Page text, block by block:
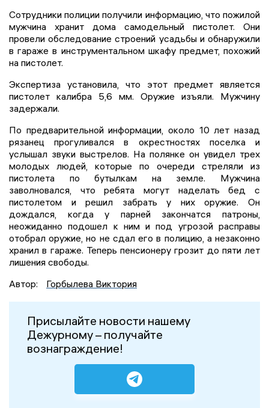
Сотрудники полиции получили информацию, что пожилой
мужчина хранит дома самодельный пистолет. Они
провели обследование строений усадьбы и обнаружили
в гараже в инструментальном шкафу предмет, похожий
на пистолет.
Экспертиза установила, что этот предмет является
пистолет калибра 5,6 мм. Оружие изъяли. Мужчину
задержали.
По предварительной информации, около 10 лет назад
рязанец прогуливался в окрестностях поселка и
услышал звуки выстрелов. На полянке он увидел трех
молодых людей, которые по очереди стреляли из
пистолета по бутылкам на земле. Мужчина
заволновался, что ребята могут наделать бед с
пистолетом и решил забрать у них оружие. Он
дождался, когда у парней закончатся патроны,
неожиданно подошел к ним и под угрозой расправы
отобрал оружие, но не сдал его в полицию, а незаконно
хранил в гараже. Теперь пенсионеру грозит до пяти лет
лишения свободы.
Автор:
Горбылева Виктория
Присылайте новости нашему
Дежурному – получайте
вознаграждение!